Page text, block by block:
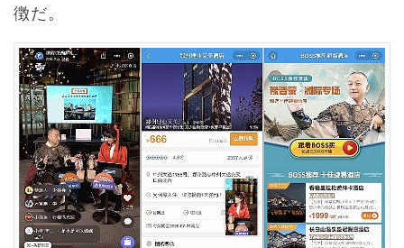
徴だ。